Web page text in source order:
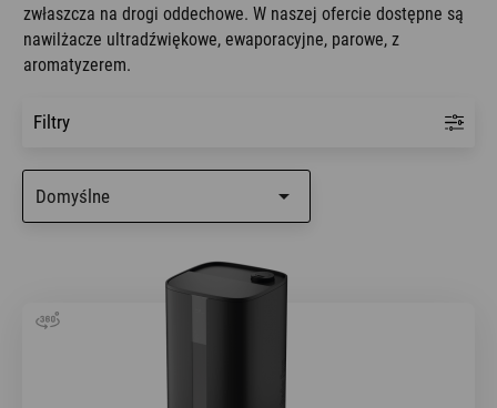
zwłaszcza na drogi oddechowe. W naszej ofercie dostępne są
nawilżacze ultradźwiękowe, ewaporacyjne, parowe, z
aromatyzerem.
Filtry
Domyślne 